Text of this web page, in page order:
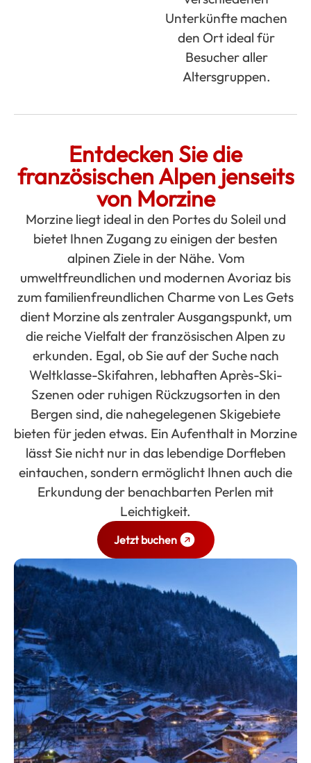
Unterkünfte machen
den Ort ideal für
Besucher aller
Altersgruppen.
Entdecken Sie die
französischen Alpen jenseits
von Morzine
Morzine liegt ideal in den Portes du Soleil und
bietet Ihnen Zugang zu einigen der besten
alpinen Ziele in der Nähe. Vom
umweltfreundlichen und modernen Avoriaz bis
zum familienfreundlichen Charme von Les Gets
dient Morzine als zentraler Ausgangspunkt, um
die reiche Vielfalt der französischen Alpen zu
erkunden. Egal, ob Sie auf der Suche nach
Weltklasse-Skifahren, lebhaften Après-Ski-
Szenen oder ruhigen Rückzugsorten in den
Bergen sind, die nahegelegenen Skigebiete
bieten für jeden etwas. Ein Aufenthalt in Morzine
lässt Sie nicht nur in das lebendige Dorfleben
eintauchen, sondern ermöglicht Ihnen auch die
Erkundung der benachbarten Perlen mit
Leichtigkeit.
Jetzt buchen